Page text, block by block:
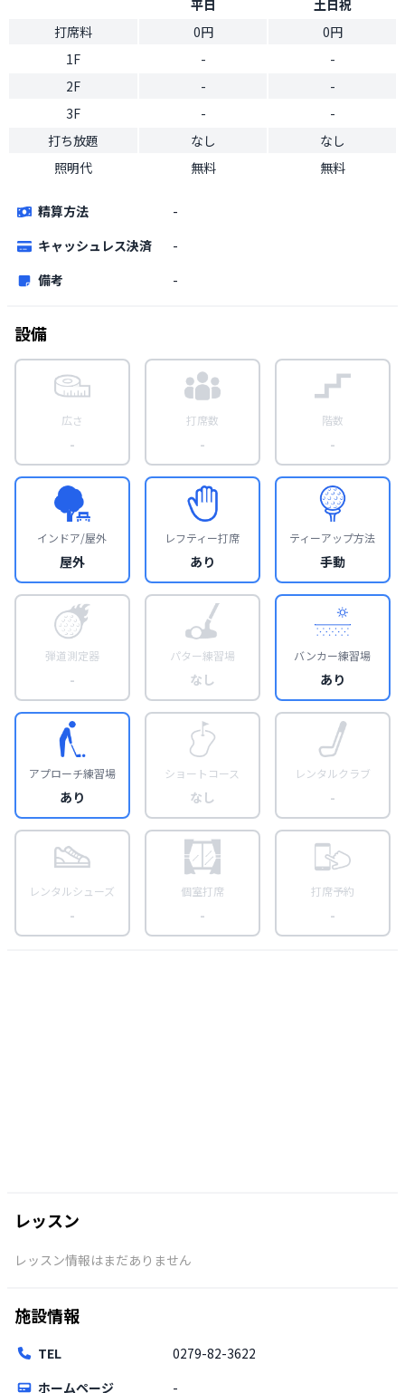
平日
土日祝
打席料
0円
0円
1F
-
-
2F
-
-
3F
-
-
打ち放題
なし
なし
照明代
無料 無料
精算方法
-
キャッシュレス決済
-
備考
-
設備
広さ
-
打席数
-
階数
-
インドア/屋外
屋外
レフティー打席
あり
ティーアップ方法
手動
弾道測定器
-
パター練習場
なし
バンカー練習場
あり
アプローチ練習場
あり
ショートコース
なし
レンタルクラブ
-
レンタルシューズ
-
個室打席
-
打席予約
-
レッスン
レッスン情報はまだありません
施設情報
TEL
0279-82-3622
ホームページ
-